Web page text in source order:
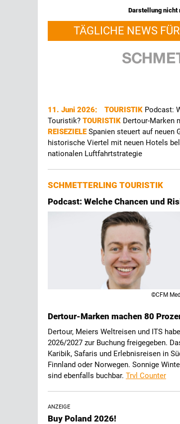
Darstellung
TÄGLICHE NEWS
11. Juni 2026: TOURISTIK Podcast:
Touristik? TOURISTIK Dertour-Marken
REISEZIELESpanien steuert auf neuen
historische Viertel mit neuen Hotels
nationalen Luftfahrtstrategie
SCHMETTERLING TOURISTIK
Podcast: Welche Chancen und
©CFM
Dertour-Marken machen 80
Dertour, Meiers Weltreisen und ITS
2026/2027 zur Buchung freigegeben.
Karibik, Safaris und Erlebnisreisen in
Finnland oder Norwegen. Sonnige
sind ebenfalls buchbar. Trvl Counter
ANZEIGE
Buy Poland 2026!